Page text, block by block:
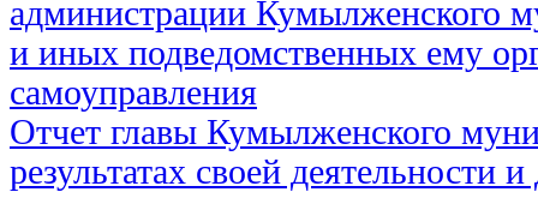
администрации Кумылженского
и иных подведомственных ему
самоуправления
Отчет главы Кумылженского
результатах своей деятельности